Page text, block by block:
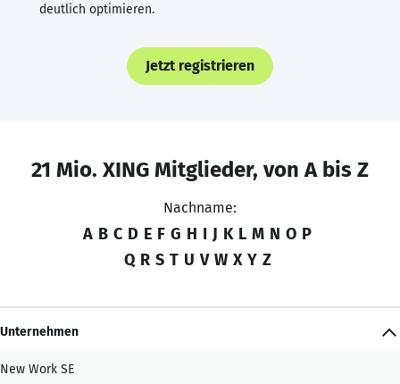
deutlich optimieren.
Jetzt registrieren
21 Mio. XING Mitglieder, von A bis Z
Nachname:
A B C D E F G H I J K L M N O P
Q R S T U V W X Y Z
Unternehmen
New Work SE